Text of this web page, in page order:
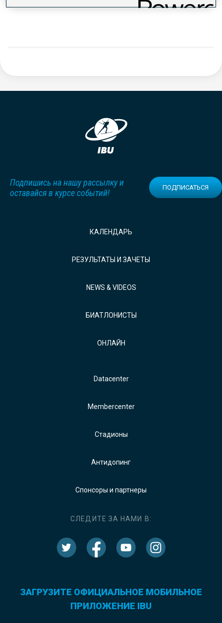
Подпишись на нашу рассылку и
оставайся в курсе событий!
ПОДПИСАТЬСЯ
КАЛЕНДАРЬ
РЕЗУЛЬТАТЫ И ЗАЧЕТЫ
NEWS & VIDEOS
БИАТЛОНИСТЫ
ОНЛАЙН
Datacenter
Membercenter
Стадионы
Антидопинг
Спонсоры и партнеры
СЛЕДИТЕ ЗА НАМИ В:
ЗАГРУЗИТЕ ОФИЦИАЛЬНОЕ МОБИЛЬНОЕ
ПРИЛОЖЕНИЕ IBU